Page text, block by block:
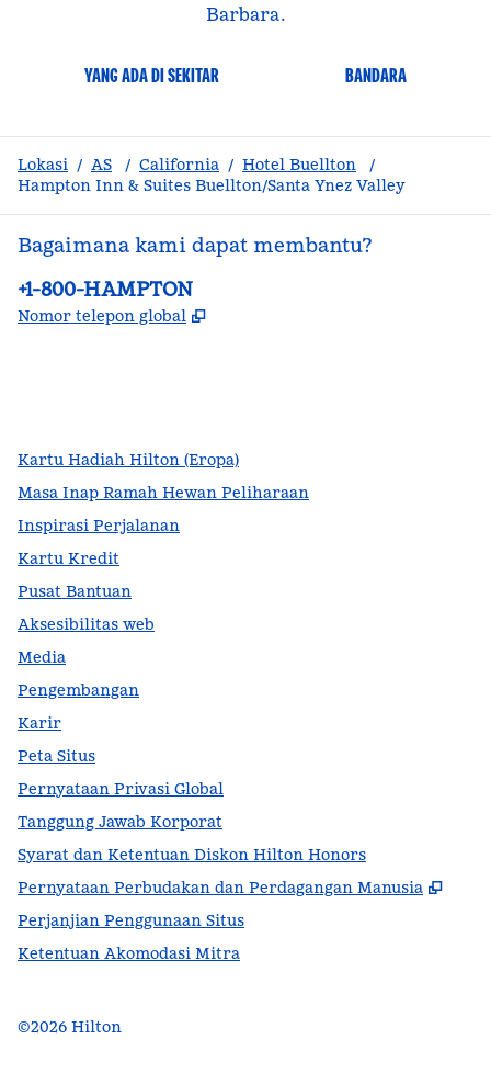
Barbara.
YANG ADA DI SEKITAR BANDARA
Lokasi / AS / California / Hotel Buellton
/
Hampton Inn & Suites Buellton/Santa Ynez Valley
Bagaimana kami dapat membantu?
Telepon:
+1-800-HAMPTON
Nomor telepon global ,
Kartu Hadiah Hilton (Eropa)
Masa Inap Ramah Hewan Peliharaan
Inspirasi Perjalanan
Kartu Kredit
Pusat Bantuan
Aksesibilitas web
Media
Pengembangan
Karir
Peta Situs
Pernyataan Privasi Global
Tanggung Jawab Korporat
Syarat dan Ketentuan Diskon Hilton Honors
Pernyataan Perbudakan dan Perdagangan Manusia
,
Perjanjian Penggunaan Situs
Ketentuan Akomodasi Mitra
©2026 Hilton